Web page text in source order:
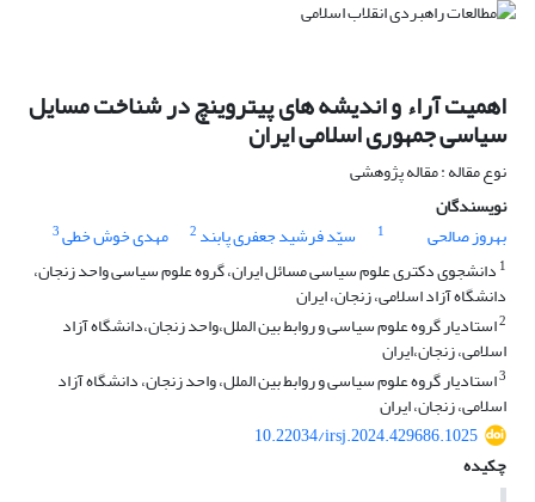
اهمیت آراء و اندیشه های پیتروینچ در شناخت مسایل
سیاسی جمهوری اسلامی ایران
نوع مقاله : مقاله پژوهشی
نویسندگان
بهروز صالحی
1 سیّد فرشید جعفری پابند 2 مهدی خوش خطی3
1 دانشجوی دکتری علوم سیاسی مسائل ایران، گروه علوم سیاسی واحد زنجان،
دانشگاه آزاد اسلامی، زنجان، ایران
2استادیار گروه علوم سیاسی و روابط بین الملل،واحد زنجان،دانشگاه آزاد
اسلامی، زنجان،ایران
3استادیار گروه علوم سیاسی و روابط بین الملل، واحد زنجان، دانشگاه آزاد
اسلامی، زنجان، ایران
10.22034/irsj.2024.429686.1025
چکیده